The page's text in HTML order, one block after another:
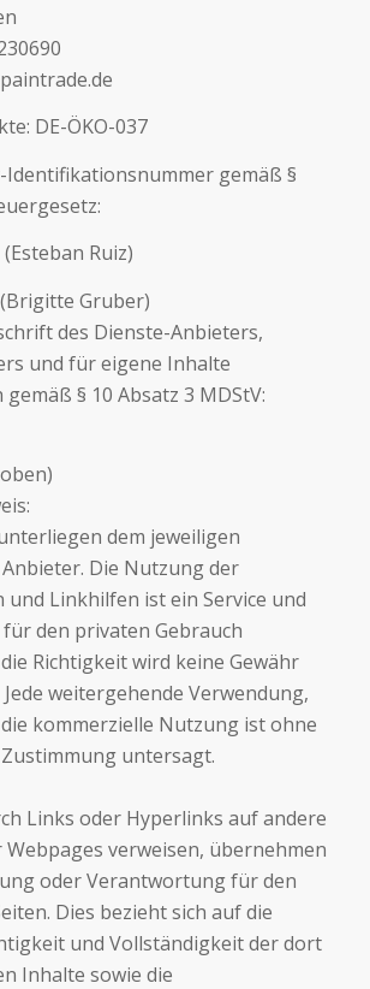
DE-ÖKO-037
Identifikationsnummer gemäß §
Ruiz)
Gruber)
des Dienste-Anbieters,
und für eigene Inhalte
§ 10 Absatz 3 MDStV:
dem jeweiligen
Die Nutzung der
Linkhilfen ist ein Service und
den privaten Gebrauch
Richtigkeit wird keine Gewähr
weitergehende Verwendung,
kommerzielle Nutzung ist ohne
untersagt.
Links oder Hyperlinks auf andere
Webpages verweisen, übernehmen
oder Verantwortung für den
Dies bezieht sich auf die
und Vollständigkeit der dort
Inhalte sowie die